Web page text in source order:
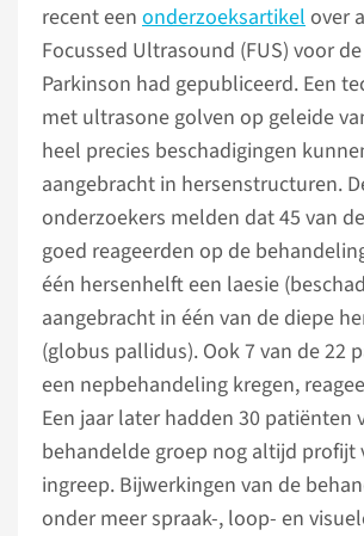
recent een onderzoeksartikelover
Focussed Ultrasound (FUS) voor
Parkinson had gepubliceerd. Een
met ultrasone golven op geleide
heel precies beschadigingen
aangebracht in hersenstructuren.
onderzoekers melden dat 45 van
goed reageerden op de
één hersenhelft een laesie
aangebracht in één van de diepe
(globus pallidus). Ook 7 van de 22
een nepbehandeling kregen,
Een jaar later hadden 30 patiënten
behandelde groep nog altijd profijt
ingreep. Bijwerkingen van de
onder meer spraak-, loop- en